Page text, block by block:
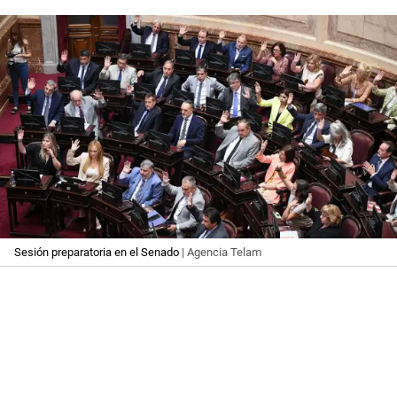
Sesión preparatoria en el Senado | Agencia Telam